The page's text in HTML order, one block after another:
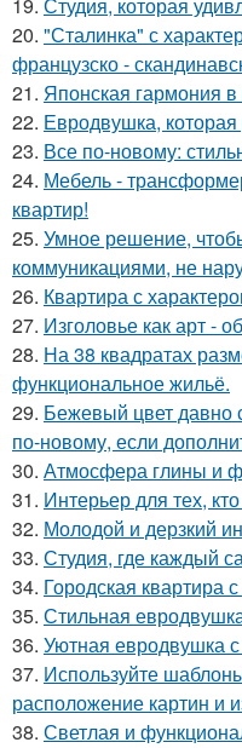
20. "Сталинка" с
французско -
21. Японская гармония в
22. Евродвушка,
23. Все по-новому:
24. Мебель -
квартир!
25. Умное решение,
коммуникациями, не
26. Квартира с
27. Изголовье как арт -
28. На 38 квадратах
функциональное жильё.
29. Бежевый цвет давно
по-новому, если
30. Атмосфера глины и
31. Интерьер для тех,
32. Молодой и дерзкий
33. Студия, где каждый
34. Городская квартира
35. Стильная
36. Уютная евродвушка
37. Используйте
расположение картин и
38. Светлая и